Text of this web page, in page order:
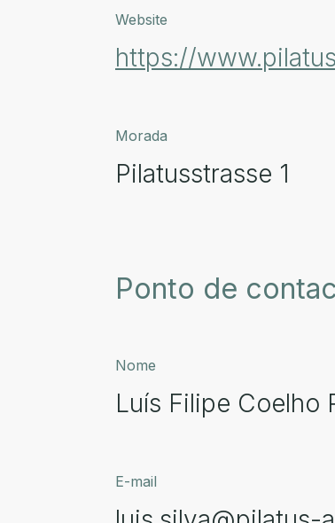
Website
https://
Morada
Pilatusstrasse 1
Ponto de
Nome
Luís Filipe Coelho
E-mail